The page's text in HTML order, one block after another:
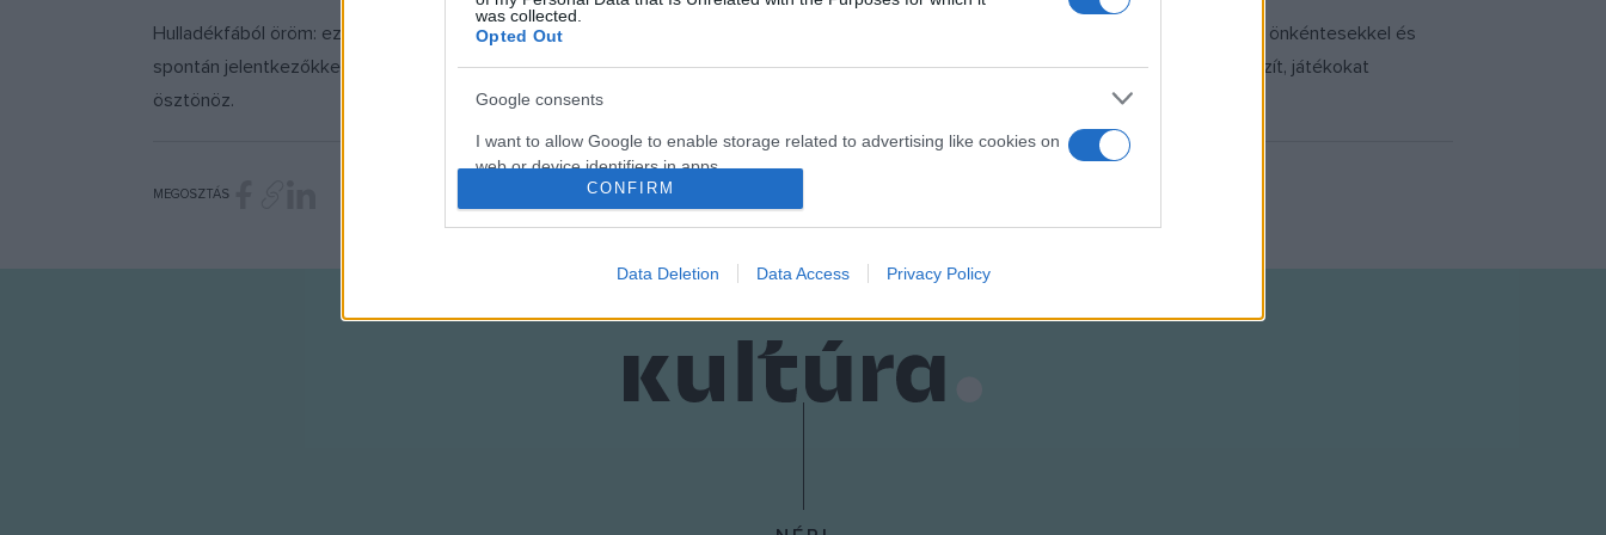
was collected.
Opted Out
Google consents
I want to allow Google to enable storage related to advertising like cookies on
web or device identifiers in apps.
I want to allow my user data to be sent to Google for online advertising
I want to allow Google to send me personalized advertising.
I want to allow Google to enable storage related to analytics like cookies on
web or device identifiers in apps.
CONFIRM
Data Deletion Data Access Privacy Policy
Hulladékfából öröm: ez a Hello Wood lényege. Hogy aztán mászóka vagy hinta, szimbólum vagy pad lesz belőle, már mindegy. A műhely önkéntesekkel és
spontán jelentkezőkkel, mesterekkel és műkedvelőkkel a Sziget minden napján, élő workshop formájában tovább dolgozik, tereket készít, játékokat
ösztönöz.
MEGOSZTÁS